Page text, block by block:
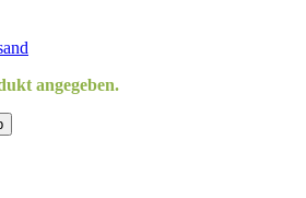
angegeben.